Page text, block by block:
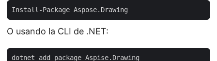
O usando la CLI de .NET: